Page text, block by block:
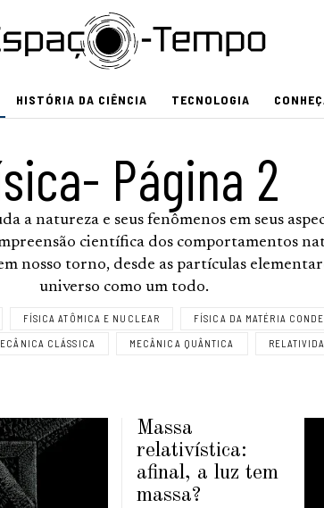
HISTÓRIA DA CIÊNCIA TECNOLOGIA
- Página 2
a natureza e seus fenômenos em seus
científica dos comportamentos
nosso torno, desde as partículas
universo como um todo.
FÍSICA ATÔMICA E NUCLEAR FÍSICA DA MATÉRIA
CLÁSSICA MECÂNICA QUÂNTICA
Massa
relativística:
afinal, a luz tem
massa?